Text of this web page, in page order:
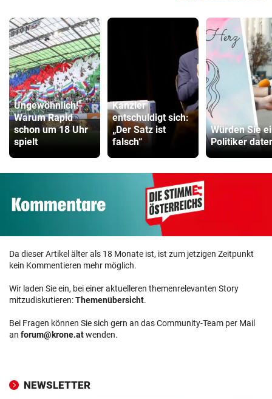
Ungewöhnlich!
Warum Rapid
schon um 18 Uhr
spielt
Kanzler
entschuldigt sich:
„Der Satz ist
falsch“
Würden Sie
Politiker
Da dieser Artikel älter als 18 Monate ist, ist zum jetzigen Zeitpunkt
kein Kommentieren mehr möglich.
Wir laden Sie ein, bei einer aktuelleren themenrelevanten Story
mitzudiskutieren:Themenübersicht.
Bei Fragen können Sie sich gern an das Community-Team per Mail
an forum@krone.atwenden.
NEWSLETTER